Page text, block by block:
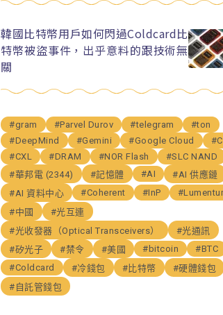
韓國比特幣用戶如何閃過Coldcard比
特幣被盜事件，出乎意料的跟技術無
關
#gram #Parvel Durov #telegram
#ton
#DeepMind
#Gemini #Google Cloud
#CXL
#DRAM #NOR Flash
#SLC NAND
#華邦電 (2344)
#記憶體 #AI
#AI 供應鏈
#AI 資料中心
#Coherent #InP
#中國
#光互連
#光收發器（Optical Transceivers）
#光通訊
#矽光子
#禁令 #美國 #bitcoin
#BTC
#Coldcard
#冷錢包 #比特幣
#硬體錢包
#自託管錢包